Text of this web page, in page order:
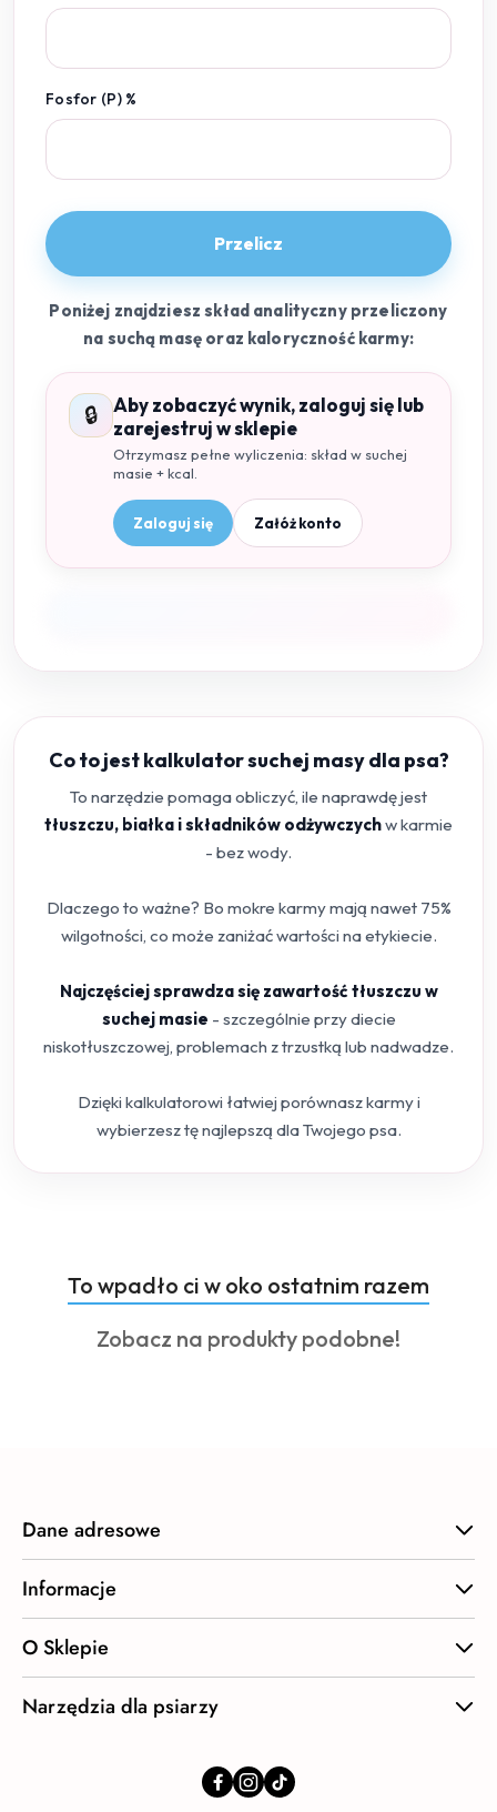
Fosfor (P) %
Przelicz
Poniżej znajdziesz skład analityczny przeliczony
na suchą masę oraz kaloryczność karmy:
🔒
Aby zobaczyć wynik, zaloguj się lub
zarejestruj w sklepie
Otrzymasz pełne wyliczenia: skład w suchej
masie + kcal.
Zaloguj się Załóż konto
Co to jest kalkulator suchej masy dla psa?
To narzędzie pomaga obliczyć, ile naprawdę jest
tłuszczu, białka i składników odżywczychw karmie
- bez wody.
Dlaczego to ważne? Bo mokre karmy mają nawet 75%
wilgotności, co może zaniżać wartości na etykiecie.
Najczęściej sprawdza się zawartość tłuszczu w
suchej masie - szczególnie przy diecie
niskotłuszczowej, problemach z trzustką lub nadwadze.
Dzięki kalkulatorowi łatwiej porównasz karmy i
wybierzesz tę najlepszą dla Twojego psa.
Pomiń karuzelę produktów
Produkty
o
statusie:
To wpadło ci w oko ostatnim razem
Produkty
Zobacz na produkty podobne!
Dane adresowe
Informacje
O Sklepie
Narzędzia dla psiarzy